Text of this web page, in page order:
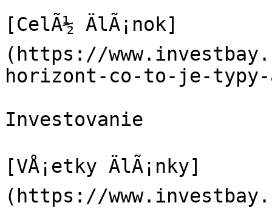
[CelÃ½ ÄlÃ¡nok]
(https://
horizont-co-to-je-typy-
Investovanie
[VÅ¡etky ÄlÃ¡nky]